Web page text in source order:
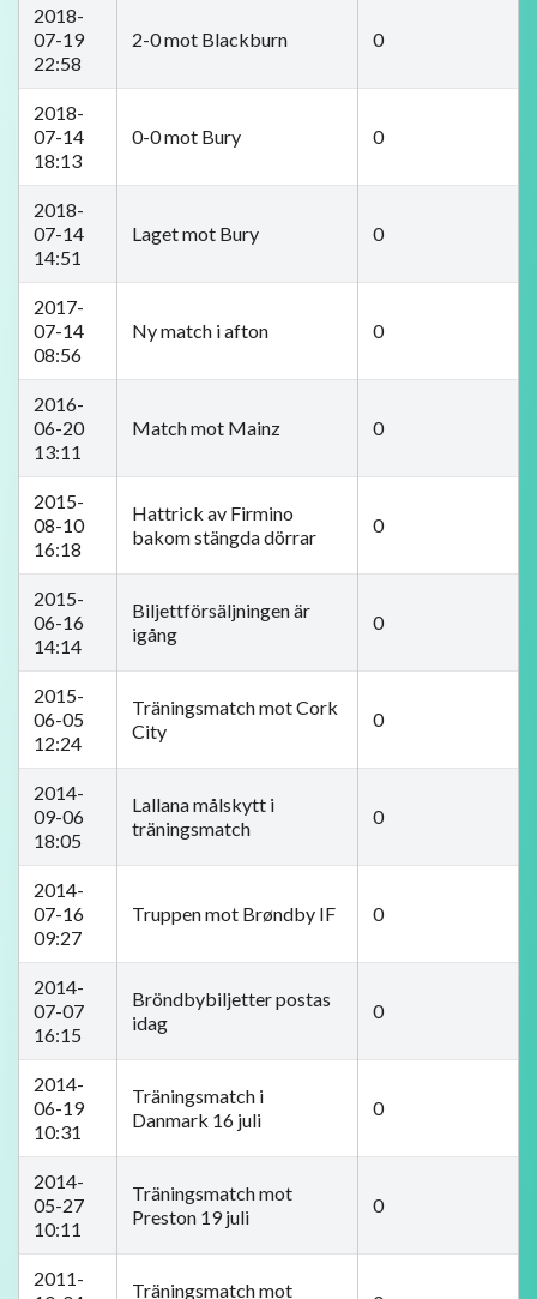
2018-
07-19
22:58
2-0 mot Blackburn 0
2018-
07-14
18:13
0-0 mot Bury 0
2018-
07-14
14:51
Laget mot Bury 0
2017-
07-14
08:56
Ny match i afton 0
2016-
06-20
13:11
Match mot Mainz 0
2015-
08-10
16:18
Hattrick av Firmino
bakom stängda dörrar
0
2015-
06-16
14:14
Biljettförsäljningen är
igång
0
2015-
06-05
12:24
Träningsmatch mot Cork
City
0
2014-
09-06
18:05
Lallana målskytt i
träningsmatch
0
2014-
07-16
09:27
Truppen mot Brøndby IF 0
2014-
07-07
16:15
Bröndbybiljetter postas
idag
0
2014-
06-19
10:31
Träningsmatch i
Danmark 16 juli
0
2014-
05-27
10:11
Träningsmatch mot
Preston 19 juli
0
2011-
Träningsmatch mot